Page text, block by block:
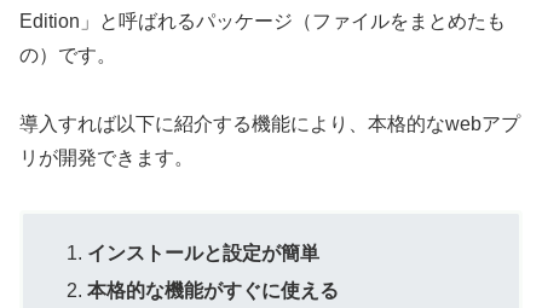
Edition」と呼ばれるパッケージ（ファイルをまとめたも
の）です。
導入すれば以下に紹介する機能により、本格的なwebアプ
リが開発できます。
インストールと設定が簡単
本格的な機能がすぐに使える